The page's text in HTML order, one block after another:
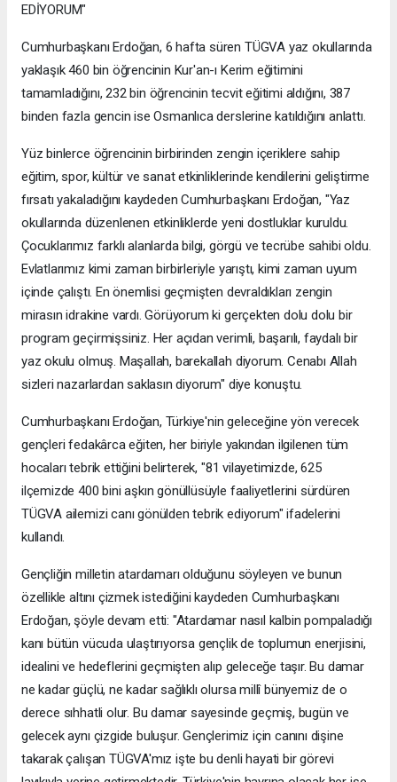
EDİYORUM"
Cumhurbaşkanı Erdoğan, 6 hafta süren TÜGVA yaz okullarında
yaklaşık 460 bin öğrencinin Kur'an-ı Kerim eğitimini
tamamladığını, 232 bin öğrencinin tecvit eğitimi aldığını, 387
binden fazla gencin ise Osmanlıca derslerine katıldığını anlattı.
Yüz binlerce öğrencinin birbirinden zengin içeriklere sahip
eğitim, spor, kültür ve sanat etkinliklerinde kendilerini geliştirme
fırsatı yakaladığını kaydeden Cumhurbaşkanı Erdoğan, "Yaz
okullarında düzenlenen etkinliklerde yeni dostluklar kuruldu.
Çocuklarımız farklı alanlarda bilgi, görgü ve tecrübe sahibi oldu.
Evlatlarımız kimi zaman birbirleriyle yarıştı, kimi zaman uyum
içinde çalıştı. En önemlisi geçmişten devraldıkları zengin
mirasın idrakine vardı. Görüyorum ki gerçekten dolu dolu bir
program geçirmişsiniz. Her açıdan verimli, başarılı, faydalı bir
yaz okulu olmuş. Maşallah, barekallah diyorum. Cenabı Allah
sizleri nazarlardan saklasın diyorum" diye konuştu.
Cumhurbaşkanı Erdoğan, Türkiye'nin geleceğine yön verecek
gençleri fedakârca eğiten, her biriyle yakından ilgilenen tüm
hocaları tebrik ettiğini belirterek, "81 vilayetimizde, 625
ilçemizde 400 bini aşkın gönüllüsüyle faaliyetlerini sürdüren
TÜGVA ailemizi canı gönülden tebrik ediyorum" ifadelerini
kullandı.
Gençliğin milletin atardamarı olduğunu söyleyen ve bunun
özellikle altını çizmek istediğini kaydeden Cumhurbaşkanı
Erdoğan, şöyle devam etti: "Atardamar nasıl kalbin pompaladığı
kanı bütün vücuda ulaştırıyorsa gençlik de toplumun enerjisini,
idealini ve hedeflerini geçmişten alıp geleceğe taşır. Bu damar
ne kadar güçlü, ne kadar sağlıklı olursa millî bünyemiz de o
derece sıhhatli olur. Bu damar sayesinde geçmiş, bugün ve
gelecek aynı çizgide buluşur. Gençlerimiz için canını dişine
takarak çalışan TÜGVA'mız işte bu denli hayati bir görevi